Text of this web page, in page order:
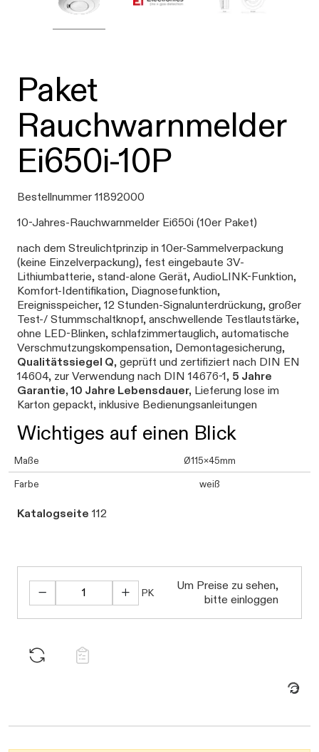
Paket
Rauchwarnmelder
Ei650i-10P
Bestellnummer 11892000
10-Jahres-Rauchwarnmelder Ei650i (10er Paket)
nach dem Streulichtprinzip in 10er-Sammelverpackung
(keine Einzelverpackung), fest eingebaute 3V-
Lithiumbatterie, stand-alone Gerät, AudioLINK-Funktion,
Komfort-Identifikation, Diagnosefunktion,
Ereignisspeicher, 12 Stunden-Signalunterdrückung, großer
Test-/ Stummschaltknopf, anschwellende Testlautstärke,
ohne LED-Blinken, schlafzimmertauglich, automatische
Verschmutzungskompensation, Demontagesicherung,
Qualitätssiegel Q, geprüft und zertifiziert nach DIN EN
14604, zur Verwendung nach DIN 14676-1, 5 Jahre
Garantie, 10 Jahre Lebensdauer, Lieferung lose im
Karton gepackt, inklusive Bedienungsanleitungen
Wichtiges auf einen Blick
Maße Ø115x45mm
Farbe weiß
Katalogseite 112
PK
Um Preise zu sehen,
bitte einloggen
Daten werden geladen. Bitte warten...